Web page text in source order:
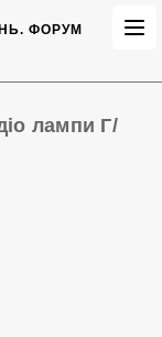
ФОРУМ
лампи Г/